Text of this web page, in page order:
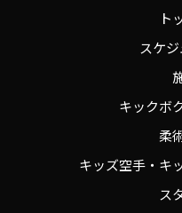
ト
スケ
キックボ
柔
キッズ空手・キ
ス